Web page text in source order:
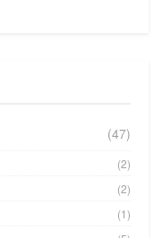
(47)
(2)
(2)
(1)